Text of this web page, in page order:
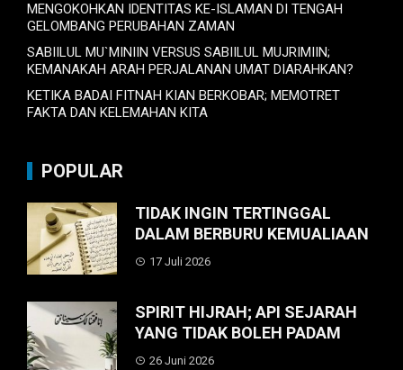
MENGOKOHKAN IDENTITAS KE-ISLAMAN DI TENGAH
GELOMBANG PERUBAHAN ZAMAN
SABIILUL MU`MINIIN VERSUS SABIILUL MUJRIMIIN;
KEMANAKAH ARAH PERJALANAN UMAT DIARAHKAN?
KETIKA BADAI FITNAH KIAN BERKOBAR; MEMOTRET
FAKTA DAN KELEMAHAN KITA
POPULAR
TIDAK INGIN TERTINGGAL
DALAM BERBURU KEMUALIAAN
17 Juli 2026
SPIRIT HIJRAH; API SEJARAH
YANG TIDAK BOLEH PADAM
26 Juni 2026